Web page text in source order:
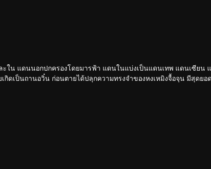
ะใน แดนนอกปกครองโดยมารฟ้า แดนในแบ่งเป็นแดนเทพ แดนเซียน
ดเป็นถานอวิ๋น ก่อนตายได้ปลุกความทรงจำของหงเหมิงจื้อจุน มีสุดยอ